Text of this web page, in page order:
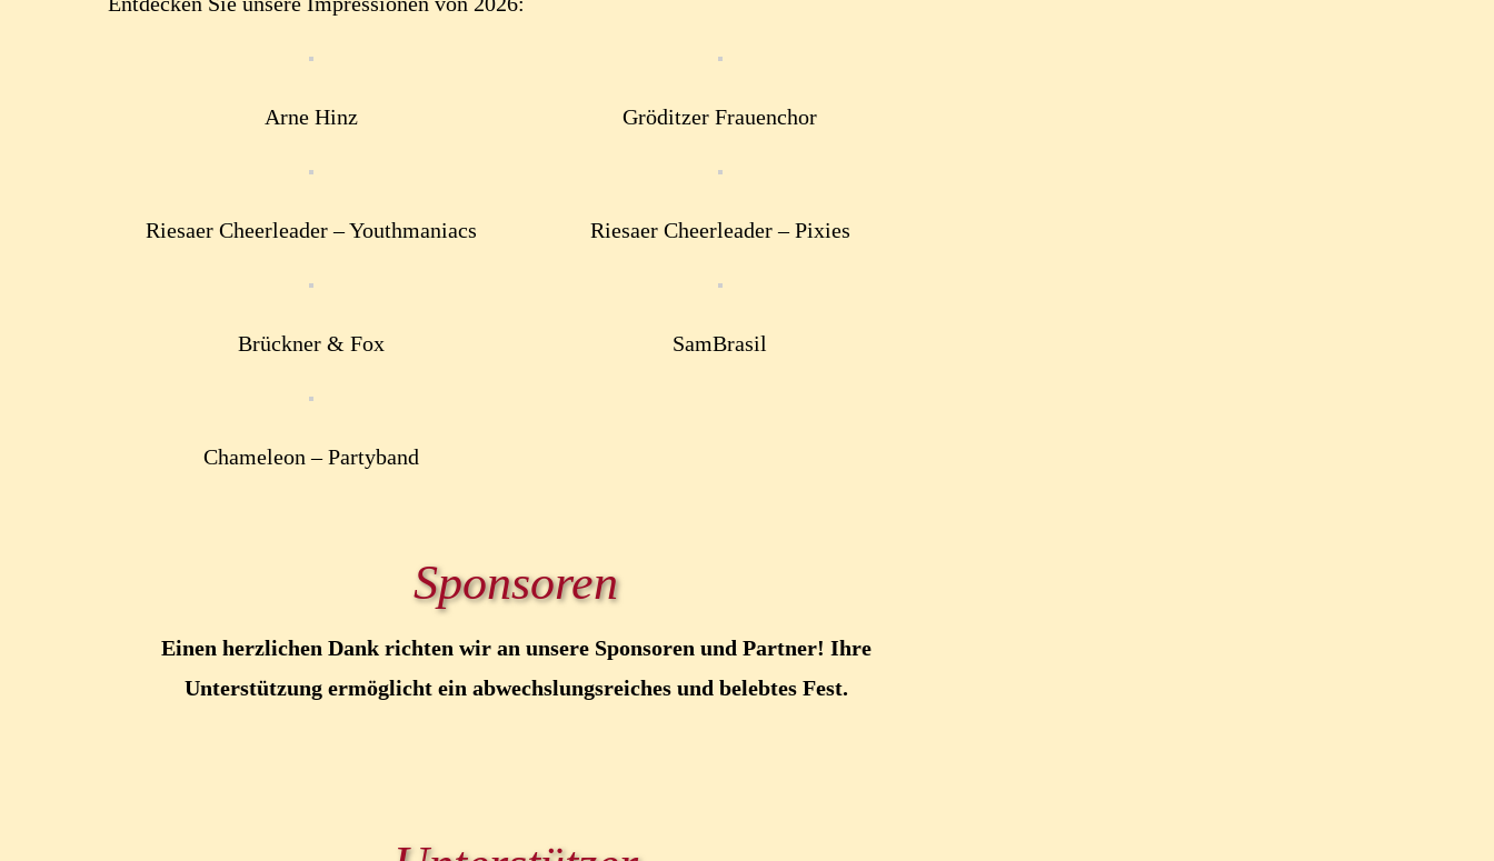
Arne Hinz Gröditzer Frauenchor
Riesaer Cheerleader – Youthmaniacs Riesaer Cheerleader – Pixies
Brückner & Fox SamBrasil
Chameleon – Partyband
Sponsoren
Einen herzlichen Dank richten wir an unsere Sponsoren und Partner! Ihre
Unterstützung ermöglicht ein abwechslungsreiches und belebtes Fest.